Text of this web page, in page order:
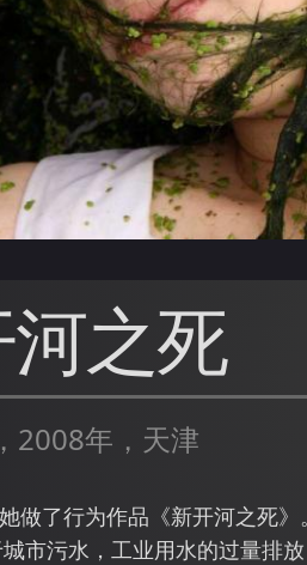
之死
2008年，天津
做了行为作品《新开河之死
市污水，工业用水的过量排